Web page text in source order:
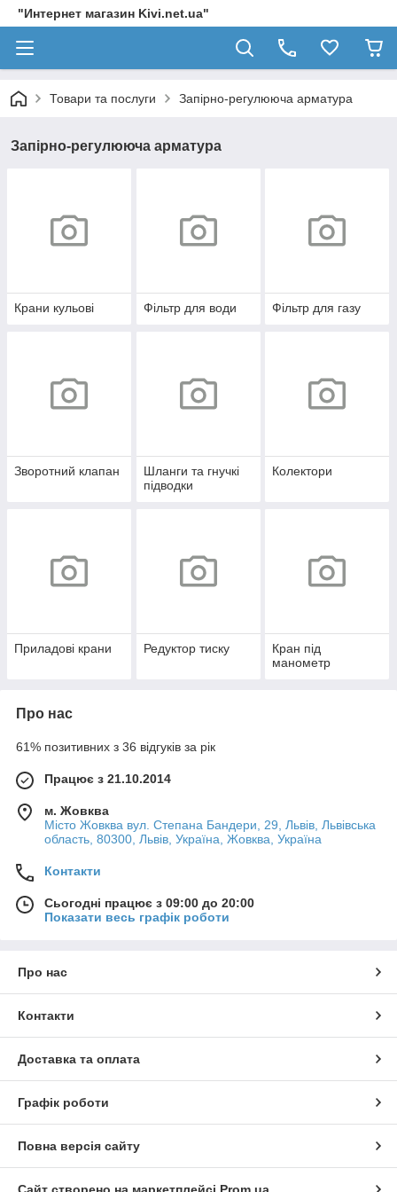
"Интернет магазин Kivi.net.ua"
Товари та послуги Запірно-регулююча арматура
Запірно-регулююча арматура
Крани кульові Фільтр для води Фільтр для газу
Зворотний клапан
Шланги та гнучкі
підводки
Колектори
Приладові крани Редуктор тиску
Кран під
манометр
Про нас
61% позитивних з 36 відгуків за рік
Працює з 21.10.2014
м. Жовква
Місто Жовква вул. Степана Бандери, 29, Львів, Львівська
область, 80300, Львів, Україна, Жовква, Україна
Контакти
Сьогодні працює з 09:00 до 20:00
Показати весь графік роботи
Про нас
Контакти
Доставка та оплата
Графік роботи
Повна версія сайту